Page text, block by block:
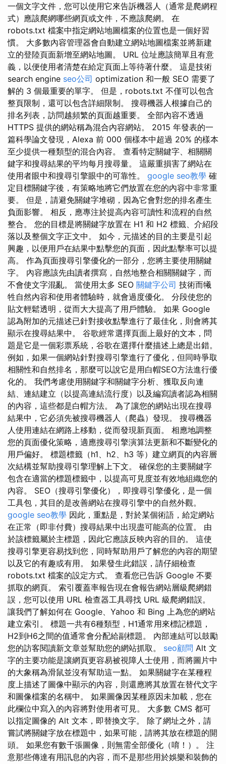
一個文字文件，您可以使用它來告訴機器人（通常是爬網程
式）應該爬網哪些網頁或文件，不應該爬網。 在
robots.txt 檔案中指定網站地圖檔案的位置也是一個好習
慣。 大多數內容管理器會自動建立網站地圖檔案並將新建
立的登陸頁面新增至網站地圖。 URL 位址應該簡單且有意
義，以便使用者清楚在給定頁面上等待著什麼。 這是技術
search engine seo公司 optimization 和一般 SEO 需要了
解的 3 個最重要的單字。 但是，robots.txt 不僅可以包含
整頁限制，還可以包含詳細限制。 搜尋機器人根據自己的
排名列表，訪問越頻繁的頁面越重要。 全部內容不透過
HTTPS 提供的網站稱為混合內容網站。 2015 年發表的一
篇科學論文發現，Alexa 前 000 個樣本中超過 20% 的樣本
至少提供一種類型的混合內容。 查看特定關鍵字、相關關
鍵字和搜尋結果的平均每月搜尋量。 這嚴重損害了網站在
使用者眼中和搜尋引擎眼中的可靠性。 google seo教學 確
定目標關鍵字後，有策略地將它們放置在您的內容中非常重
要。 但是，請避免關鍵字堆砌，因為它會對您的排名產生
負面影響。 相反，應專注於提高內容可讀性和流程的自然
整合。 您的目標是將關鍵字放置在 H1 和 H2 標籤、介紹段
落以及整個文字正文中。 如今，元描述的目的主要是引起
興趣，以便用戶在結果中點擊您的頁面，因此點擊率可以提
高。 作為頁面搜尋引擎優化的一部分，您將主要使用關鍵
字。 內容應該先由讀者撰寫，自然地整合相關關鍵字，而
不會使文字混亂。 當使用太多 SEO 關鍵字公司 技術而犧
牲自然內容和使用者體驗時，就會過度優化。 分段使您的
貼文輕鬆透明，從而大大提高了用戶體驗。 如果 Google
認為附加的元描述已針對接收點擊進行了最佳化，則會將其
顯示在搜尋結果中。 谷歌經常選擇頁面上最好的文本，問
題是它是一個彩票系統，谷歌在選擇什麼描述上總是出錯。
例如，如果一個網站針對搜尋引擎進行了優化，但同時爭取
相關性和自然排名，那麼可以說它是用白帽SEO方法進行優
化的。 我們考慮使用關鍵字和關鍵字分析、獲取反向連
結、連結建立（以提高連結流行度）以及編寫讀者認為相關
的內容，這些都是白帽方法。 為了讓您的網站出現在搜尋
結果中，它必須先被搜尋機器人（爬蟲）發現。 搜尋機器
人使用連結在網路上移動，從而發現新頁面。 相應地調整
您的頁面優化策略，適應搜尋引擎演算法更新和不斷變化的
用戶偏好。 標題標籤（h1、h2、h3 等）建立網頁的內容層
次結構並幫助搜尋引擎理解上下文。 確保您的主要關鍵字
包含在適當的標題標籤中，以提高可見度並有效地組織您的
內容。 SEO（搜尋引擎優化），即搜尋引擎優化，是一個
工具包，其目的是改善網站在搜尋引擎中的自然外觀。
google seo教學 因此，重點是，對於某個術語，給定網站
在正常（即非付費）搜尋結果中出現盡可能高的位置。 由
於該標籤屬於主標題，因此它應該反映內容的目的。 這使
搜尋引擎更容易找到您，同時幫助用戶了解您的內容的期望
以及它的有趣或有用。 如果發生此錯誤，請仔細檢查
robots.txt 檔案的設定方式。 查看您已告訴 Google 不要
抓取的網頁。 索引覆蓋率報告現在會報告網站層級爬網錯
誤，您可以使用 URL 檢查器工具尋找 URL 級爬網錯誤。
讓我們了解如何在 Google、Yahoo 和 Bing 上為您的網站
建立索引。 標題一共有6種類型，H1通常用來標記標題，
H2到H6之間的值通常會分配給副標題。 內部連結可以鼓勵
您的訪客閱讀新文章並幫助您的網站抓取。 seo顧問 Alt 文
字的主要功能是讓網頁更容易被視障人士使用，而將圖片中
的大象稱為滑鼠並沒有幫助這一點。 如果關鍵字在某種程
度上描述了圖像中顯示的內容，則還應將其放置在替代文字
和圖像檔案的名稱中。 如果圖像因某種原因未加載，您在
此欄位中寫入的內容將對使用者可見。 大多數 CMS 都可
以指定圖像的 Alt 文本，即替換文字。 除了網址之外，請
嘗試將關鍵字放在標題中，如果可能，請將其放在標題的開
頭。 如果您有數千張圖像，則無需全部優化（唷！）。 注
意那些傳達有用訊息的內容，而不是那些用於娛樂和裝飾的